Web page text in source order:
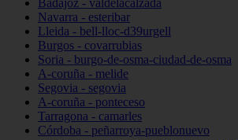
Badajoz - valdelacalzada
Navarra - esteribar
Lleida - bell-lloc-d39urgell
Burgos - covarrubias
Soria - burgo-de-osma-ciudad-de-osma
A-coruña - melide
Segovia - segovia
A-coruña - ponteceso
Tarragona - camarles
Córdoba - peñarroya-pueblonuevo